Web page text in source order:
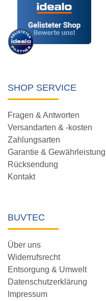
SHOP SERVICE
Fragen & Antworten
Versandarten & -kosten
Zahlungsarten
Garantie & Gewährleistung
Rücksendung
Kontakt
BUVTEC
Über uns
Widerrufsrecht
Entsorgung & Umwelt
Datenschutzerklärung
Impressum